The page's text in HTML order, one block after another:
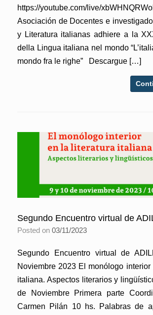
https://youtube.com/live/
Asociación de Docentes e
y Literatura italianas adhiere a la
della Lingua italiana nel mondo
mondo fra le righe” Descargue […]
Segundo Encuentro virtual de
Posted on 03/11/2023
Segundo Encuentro virtual de
Noviembre 2023 El monólogo interior
italiana. Aspectos literarios y
de Noviembre Primera parte
Carmen Pilán 10 hs. Palabras de